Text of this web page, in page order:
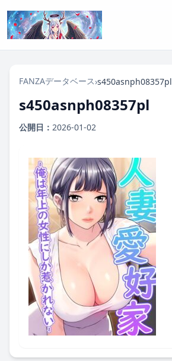
FANZAデータベース›s450asnph08357pl
s450asnph08357pl
公開日： 2026-01-02